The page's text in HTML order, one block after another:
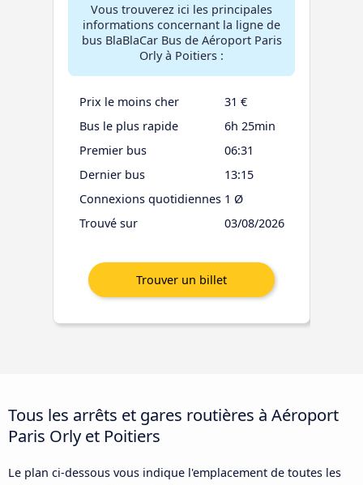
Vous trouverez ici les principales
informations concernant la ligne de
bus BlaBlaCar Bus de Aéroport Paris
Orly à Poitiers :
Prix le moins cher
31 €
Bus le plus rapide
6h 25min
Premier bus
06:31
Dernier bus
13:15
Connexions quotidiennes 1 Ø
Trouvé sur
03/08/2026
Tous les arrêts et gares routières à Aéroport
Paris Orly et Poitiers
Le plan ci-dessous vous indique l'emplacement de toutes les